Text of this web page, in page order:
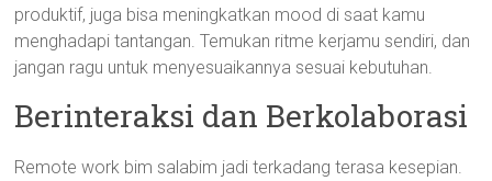
produktif, juga bisa meningkatkan mood di saat kamu
menghadapi tantangan. Temukan ritme kerjamu sendiri, dan
jangan ragu untuk menyesuaikannya sesuai kebutuhan.
Berinteraksi dan Berkolaborasi
Remote work bim salabim jadi terkadang terasa kesepian.